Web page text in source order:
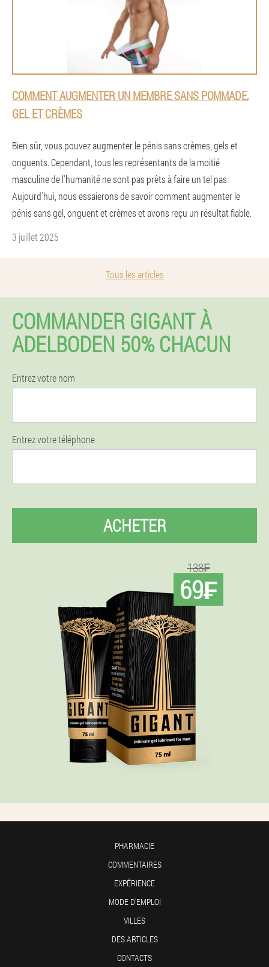
COMMENT AUGMENTER UN MEMBRE SANS POMMADE,
GEL ET CRÈMES
Bien sûr, vous pouvez augmenter le pénis sans crèmes, gels et
onguents. Cependant, tous les représentants de la moitié
masculine de l'humanité ne sont pas prêts à faire un tel pas.
Aujourd'hui, nous essaierons de savoir comment augmenter le
pénis sans gel, onguent et crèmes et avons reçu un résultat fiable.
3 juillet 2025
Tous les articles
COMMANDER GIGANT À
ADELBODEN 50% CHACUN
Entrez votre nom
Entrez votre téléphone
ACHETER
138₣
69₣
PHARMACIE
COMMENTAIRES
EXPÉRIENCE
MODE D'EMPLOI
VILLES
DES ARTICLES
CONTACTS